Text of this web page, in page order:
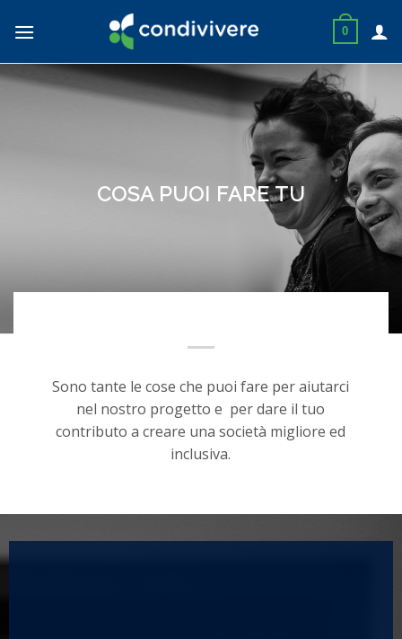
0
COSA PUOI FARE TU
Sono tante le cose che puoi fare per aiutarci
nel nostro progetto e per dare il tuo
contributo a creare una società migliore ed
inclusiva.